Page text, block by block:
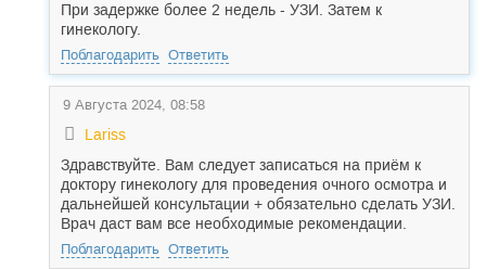
При задержке более 2 недель - УЗИ. Затем к
гинекологу.
Поблагодарить Ответить
9 Августа 2024, 08:58
Lariss
Здравствуйте. Вам следует записаться на приём к
доктору гинекологу для проведения очного осмотра и
дальнейшей консультации + обязательно сделать УЗИ.
Врач даст вам все необходимые рекомендации.
Поблагодарить Ответить